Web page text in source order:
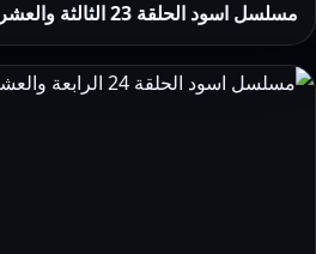
مسلسل اسود الحلقة 23 الثالثة والعشرون HD